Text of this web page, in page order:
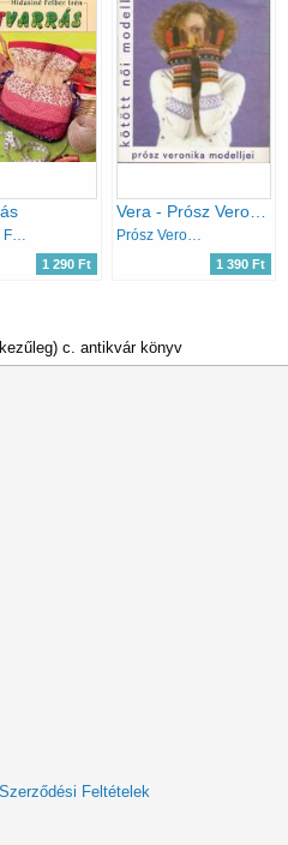
Hidasiné Felber Irén
1 290 Ft
Vera - Prósz Veronika modelljei (kötött női modellek)
Prósz Veronika
1 390 Ft
c. antikvár könyv
Feltételek